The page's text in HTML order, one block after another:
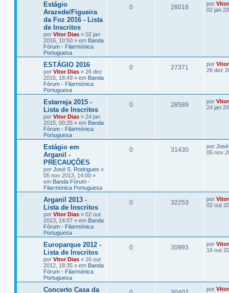
Estágio
Arazede/Figueira
da Foz 2016 - Lista
de Inscritos
por Vitor Dias » 02 jan
2016, 10:50 » em Banda
Fórum - Filarmónica
Portuguesa
0 28018 por
02 jan
ESTÁGIO 2016
por Vitor Dias » 26 dez
2015, 18:49 » em Banda
Fórum - Filarmónica
Portuguesa
0 27371 por
26 dez
Estarreja 2015 -
Lista de Inscritos
por Vitor Dias » 24 jan
2015, 00:25 » em Banda
Fórum - Filarmónica
Portuguesa
0 28589 por
24 jan
Estágio em
Arganil -
PRECAUÇÕES
por José S. Rodrigues »
05 nov 2013, 14:00 »
em Banda Fórum -
Filarmónica Portuguesa
0 31430 por
05 nov
Arganil 2013 -
Lista de Inscritos
por Vitor Dias » 02 out
2013, 14:07 » em Banda
Fórum - Filarmónica
Portuguesa
0 32253 por
02 out
Europarque 2012 -
Lista de Inscritos
por Vitor Dias » 16 out
2012, 18:35 » em Banda
Fórum - Filarmónica
Portuguesa
0 30993 por
16 out
Concerto Casa da
por